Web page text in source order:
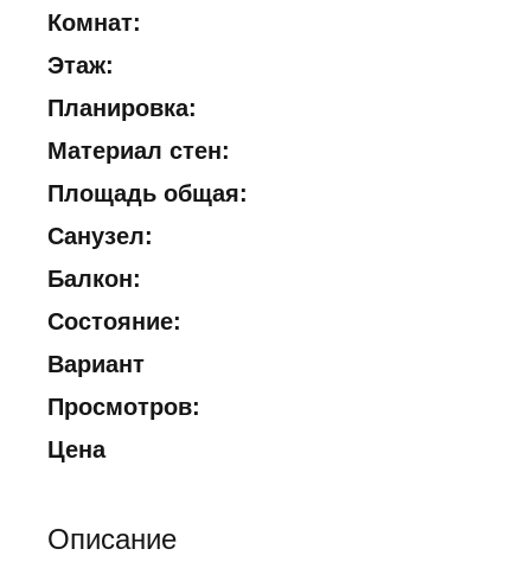
Комнат:
Этаж:
Планировка:
Материал стен:
Площадь общая:
Санузел:
Балкон:
Состояние:
Вариант
Просмотров:
Цена
Описание